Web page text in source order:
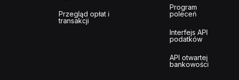
Przegląd opłat i
transakcji
Program
poleceń
Interfejs API
podatków
API otwartej
bankowości